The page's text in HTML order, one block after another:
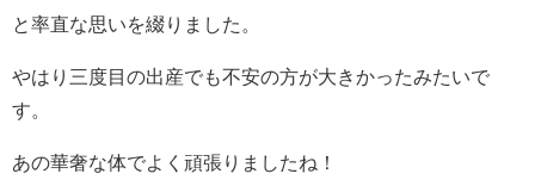
と率直な思いを綴りました。
やはり三度目の出産でも不安の方が大きかったみたいで
す。
あの華奢な体でよく頑張りましたね！